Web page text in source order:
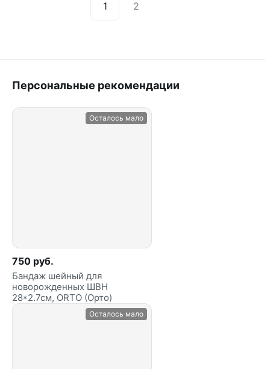
1 2
Персональные рекомендации
Осталось мало
750 руб.
Бандаж шейный для
новорожденных ШВН
28*2.7см, ORTO (Орто)
Осталось мало